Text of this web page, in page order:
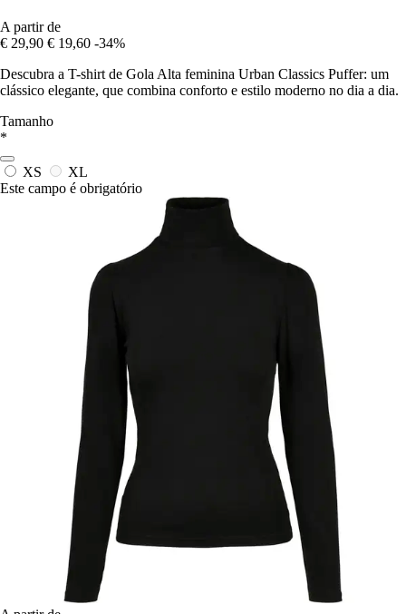
A partir de
€ 29,90 € 19,60 -34%
Descubra a T-shirt de Gola Alta feminina Urban Classics Puffer: um
clássico elegante, que combina conforto e estilo moderno no dia a dia.
Tamanho
*
XS
XL
Este campo é obrigatório